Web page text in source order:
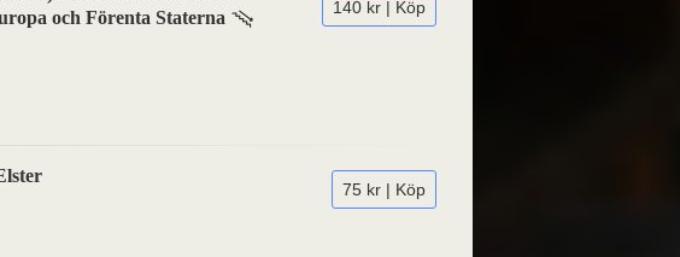
140 kr | Köp
och Förenta Staterna
75 kr | Köp